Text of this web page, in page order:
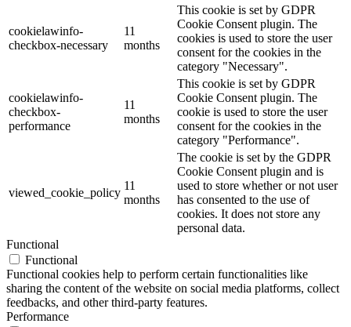
cookielawinfo-
checkbox-necessary
11
months
This cookie is set by GDPR
Cookie Consent plugin. The
cookies is used to store the user
consent for the cookies in the
category "Necessary".
cookielawinfo-
checkbox-
performance
11
months
This cookie is set by GDPR
Cookie Consent plugin. The
cookie is used to store the user
consent for the cookies in the
category "Performance".
viewed_cookie_policy
11
months
The cookie is set by the GDPR
Cookie Consent plugin and is
used to store whether or not user
has consented to the use of
cookies. It does not store any
personal data.
Functional
Functional
Functional cookies help to perform certain functionalities like
sharing the content of the website on social media platforms, collect
feedbacks, and other third-party features.
Performance